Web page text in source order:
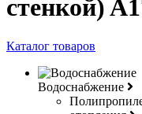
стенкой)
Каталог товаров
Водоснабжение